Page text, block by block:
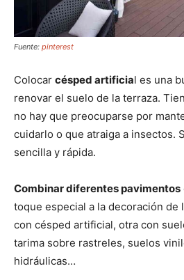
Fuente: pinterest
Colocar césped artificial es una
renovar el suelo de la terraza.
no hay que preocuparse por
cuidarlo o que atraiga a insectos.
sencilla y rápida.
Combinar diferentes pavimentos
toque especial a la decoración de
con césped artificial, otra con
tarima sobre rastreles, suelos
hidráulicas…